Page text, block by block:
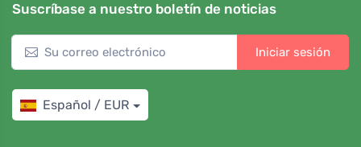
Suscríbase a nuestro boletín de noticias
Iniciar sesión
Español / EUR